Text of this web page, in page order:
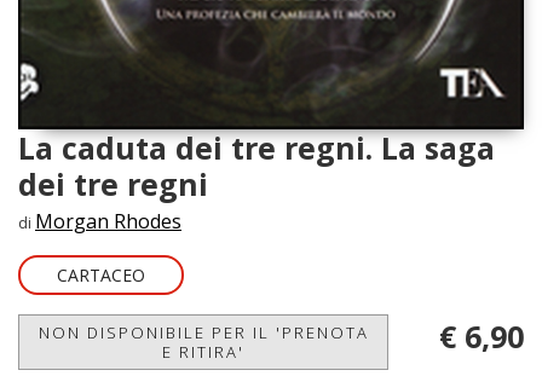
La caduta dei tre regni. La saga
dei tre regni
di Morgan Rhodes
CARTACEO
NON DISPONIBILE PER IL 'PRENOTA
E RITIRA'
€ 6,90